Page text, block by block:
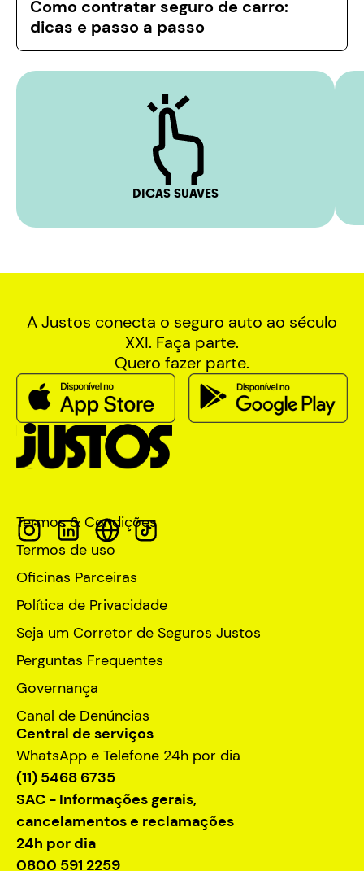
Como contratar seguro de carro:
dicas e passo a passo
DICAS SUAVES
A Justos conecta o seguro auto ao século
XXI. Faça parte.
Quero fazer parte.
Termos & Condições
Termos de uso
Oficinas Parceiras
Política de Privacidade
Seja um Corretor de Seguros Justos
Perguntas Frequentes
Governança
Canal de Denúncias
Central de serviços
WhatsApp e Telefone 24h por dia
(11) 5468 6735
SAC - Informações gerais,
cancelamentos e reclamações
24h por dia
0800 591 2259